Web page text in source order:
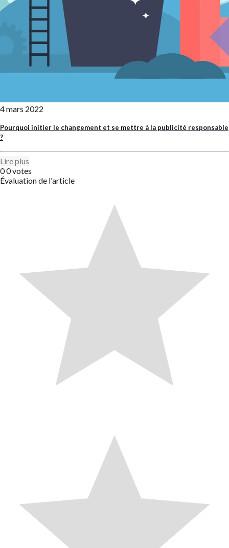
4 mars 2022
Pourquoi initier le changement et se mettre à la publicité responsable
?
Lire plus
00votes
Évaluation de l'article